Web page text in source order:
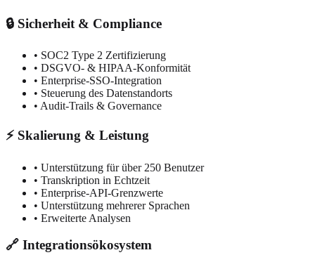
🔒 Sicherheit & Compliance
• SOC2 Type 2 Zertifizierung
• DSGVO- & HIPAA-Konformität
• Enterprise-SSO-Integration
• Steuerung des Datenstandorts
• Audit-Trails & Governance
⚡ Skalierung & Leistung
• Unterstützung für über 250 Benutzer
• Transkription in Echtzeit
• Enterprise-API-Grenzwerte
• Unterstützung mehrerer Sprachen
• Erweiterte Analysen
🔗 Integrationsökosystem